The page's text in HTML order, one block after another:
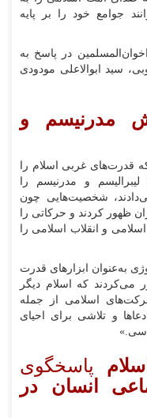
جوامع خود را بر پایه
در پاسخ به
سید ابوالاعلی مودودی
مدرنیسم و
قدرت‌های غربی اسلام را
و مدرنیسم را
شخصیت‌هایی چون
ظهور کردند و حرکاتی را
و انقلاب اسلامی را
به‌عنوان ابزارهای قدرت
که اسلام دیگر
اسلامی از جمله
و تلاشی برای احیای
پاسخگوی
انسان در